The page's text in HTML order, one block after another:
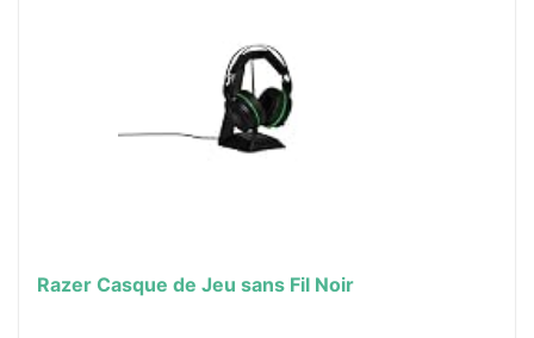
Razer Casque de Jeu sans Fil Noir